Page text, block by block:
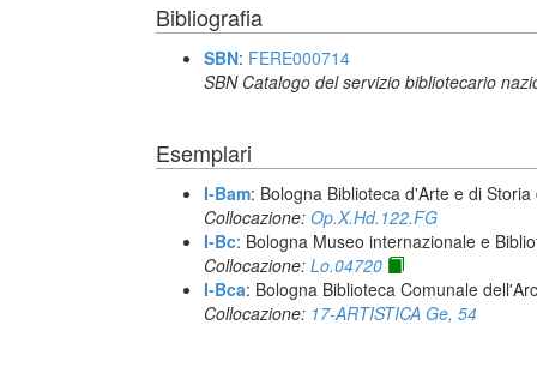
Bibliografia
SBN: FERE000714
SBN Catalogo del servizio bibliotecario
Esemplari
I-Bam: Bologna Biblioteca d'Arte e di
Collocazione: Op.X.Hd.122.FG
I-Bc: Bologna Museo internazionale e
Collocazione: Lo.04720
I-Bca: Bologna Biblioteca Comunale
Collocazione: 17-ARTISTICA Ge, 54